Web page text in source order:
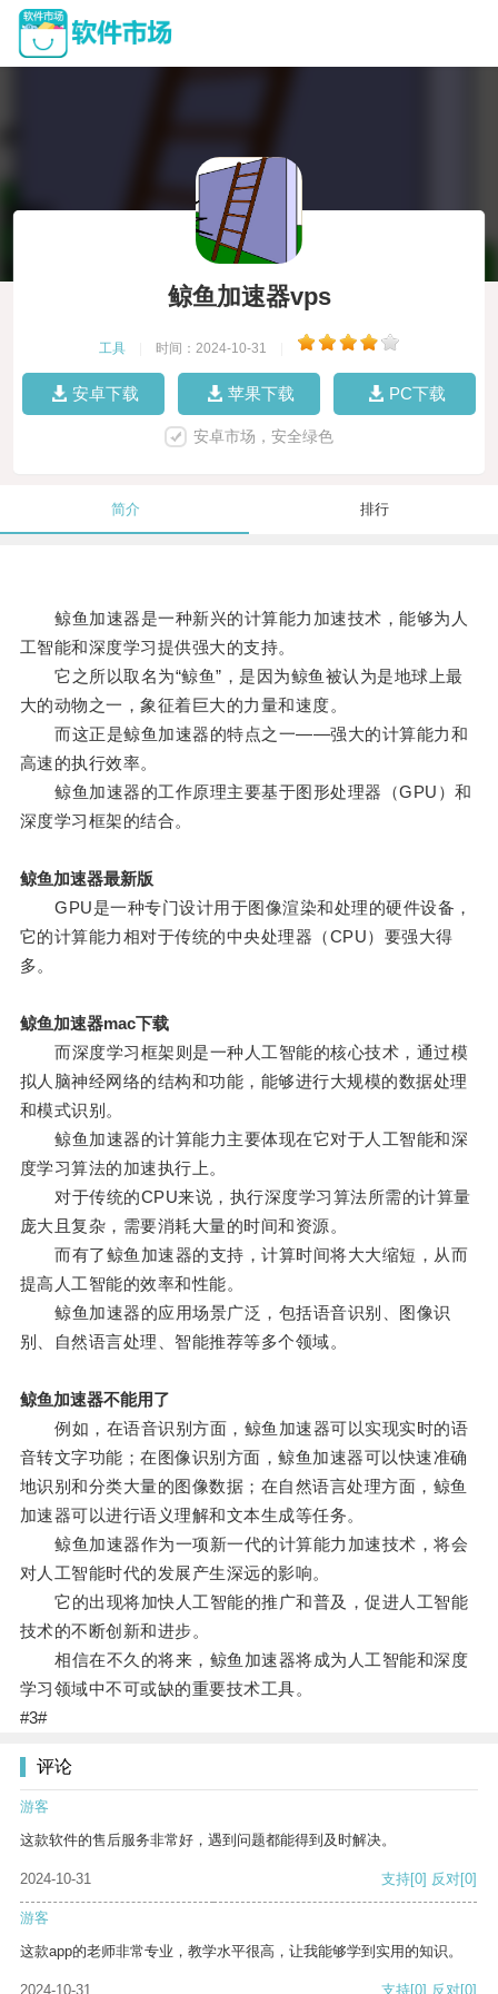
鲸鱼加速器vps
工具 时间：2024-10-31
安卓下载 苹果下载 PC下载
安卓市场，安全绿色
简介 排行
鲸鱼加速器是一种新兴的计算能力加速技术，能够为人
工智能和深度学习提供强大的支持。
它之所以取名为“鲸鱼”，是因为鲸鱼被认为是地球上最
大的动物之一，象征着巨大的力量和速度。
而这正是鲸鱼加速器的特点之一——强大的计算能力和
高速的执行效率。
鲸鱼加速器的工作原理主要基于图形处理器（GPU）和
深度学习框架的结合。
鲸鱼加速器最新版
GPU是一种专门设计用于图像渲染和处理的硬件设备，
它的计算能力相对于传统的中央处理器（CPU）要强大得
多。
鲸鱼加速器mac下载
而深度学习框架则是一种人工智能的核心技术，通过模
拟人脑神经网络的结构和功能，能够进行大规模的数据处理
和模式识别。
鲸鱼加速器的计算能力主要体现在它对于人工智能和深
度学习算法的加速执行上。
对于传统的CPU来说，执行深度学习算法所需的计算量
庞大且复杂，需要消耗大量的时间和资源。
而有了鲸鱼加速器的支持，计算时间将大大缩短，从而
提高人工智能的效率和性能。
鲸鱼加速器的应用场景广泛，包括语音识别、图像识
别、自然语言处理、智能推荐等多个领域。
鲸鱼加速器不能用了
例如，在语音识别方面，鲸鱼加速器可以实现实时的语
音转文字功能；在图像识别方面，鲸鱼加速器可以快速准确
地识别和分类大量的图像数据；在自然语言处理方面，鲸鱼
加速器可以进行语义理解和文本生成等任务。
鲸鱼加速器作为一项新一代的计算能力加速技术，将会
对人工智能时代的发展产生深远的影响。
它的出现将加快人工智能的推广和普及，促进人工智能
技术的不断创新和进步。
相信在不久的将来，鲸鱼加速器将成为人工智能和深度
学习领域中不可或缺的重要技术工具。
#3#
评论
游客
这款软件的售后服务非常好，遇到问题都能得到及时解决。
2024-10-31 支持[0] 反对[0]
游客
这款app的老师非常专业，教学水平很高，让我能够学到实用的知识。
2024-10-31 支持[0] 反对[0]